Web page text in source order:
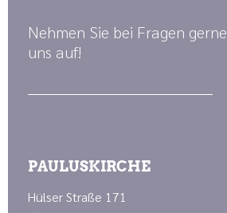
Nehmen Sie bei Fragen gerne
uns auf!
PAULUSKIRCHE
Hülser Straße 171